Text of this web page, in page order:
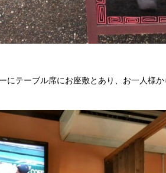
にテーブル席にお座敷とあり、お一人様